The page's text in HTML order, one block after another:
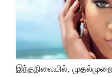
இந்தநிலையில்,